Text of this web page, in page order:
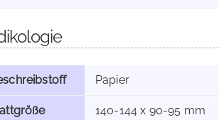
Papier
140-144 x 90-95 mm